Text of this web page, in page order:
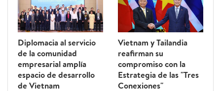
Diplomacia al servicio
de la comunidad
empresarial amplía
espacio de desarrollo
de Vietnam
Vietnam y Tailandia
reafirman su
compromiso con la
Estrategia de las "Tres
Conexiones"